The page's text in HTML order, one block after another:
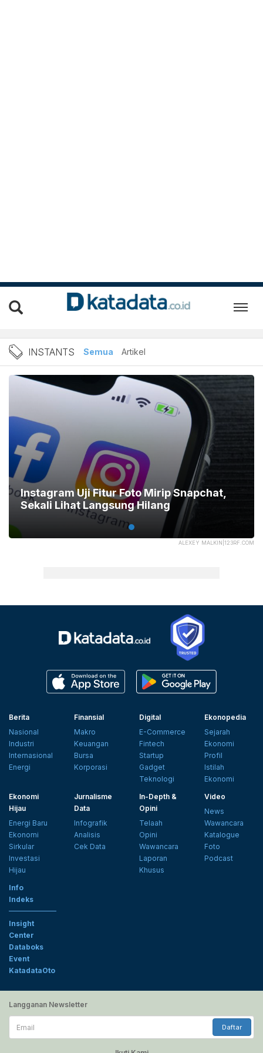
Berita Terbaru Instants
INSTANTS Semua Artikel
ALEXEY MALKIN|123RF.COM
Instagram Uji Fitur Foto Mirip Snapchat,
Sekali Lihat Langsung Hilang
Berita
Nasional
Industri
Internasional
Energi
Finansial
Makro
Keuangan
Bursa
Korporasi
Digital
E-Commerce
Fintech
Startup
Gadget
Teknologi
Ekonopedia
Sejarah
Ekonomi
Profil
Istilah
Ekonomi
Ekonomi
Hijau
Energi Baru
Ekonomi
Sirkular
Investasi
Hijau
Jurnalisme
Data
Infografik
Analisis
Cek Data
In-Depth &
Opini
Telaah
Opini
Wawancara
Laporan
Khusus
Video
News
Wawancara
Katalogue
Foto
Podcast
Info
Indeks
Insight
Center
Databoks
Event
KatadataOto
Langganan Newsletter
Email
Daftar